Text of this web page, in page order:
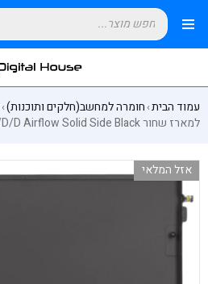
עמוד הבית›חומרה למחשב(חלקים ותוכנות)›
למארז שחור Corsair iCUE 4000X/D/D Airflow Solid Side Black
אזל המלאי